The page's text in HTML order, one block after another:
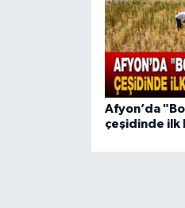
Afyon’da
çeşidinde ilk